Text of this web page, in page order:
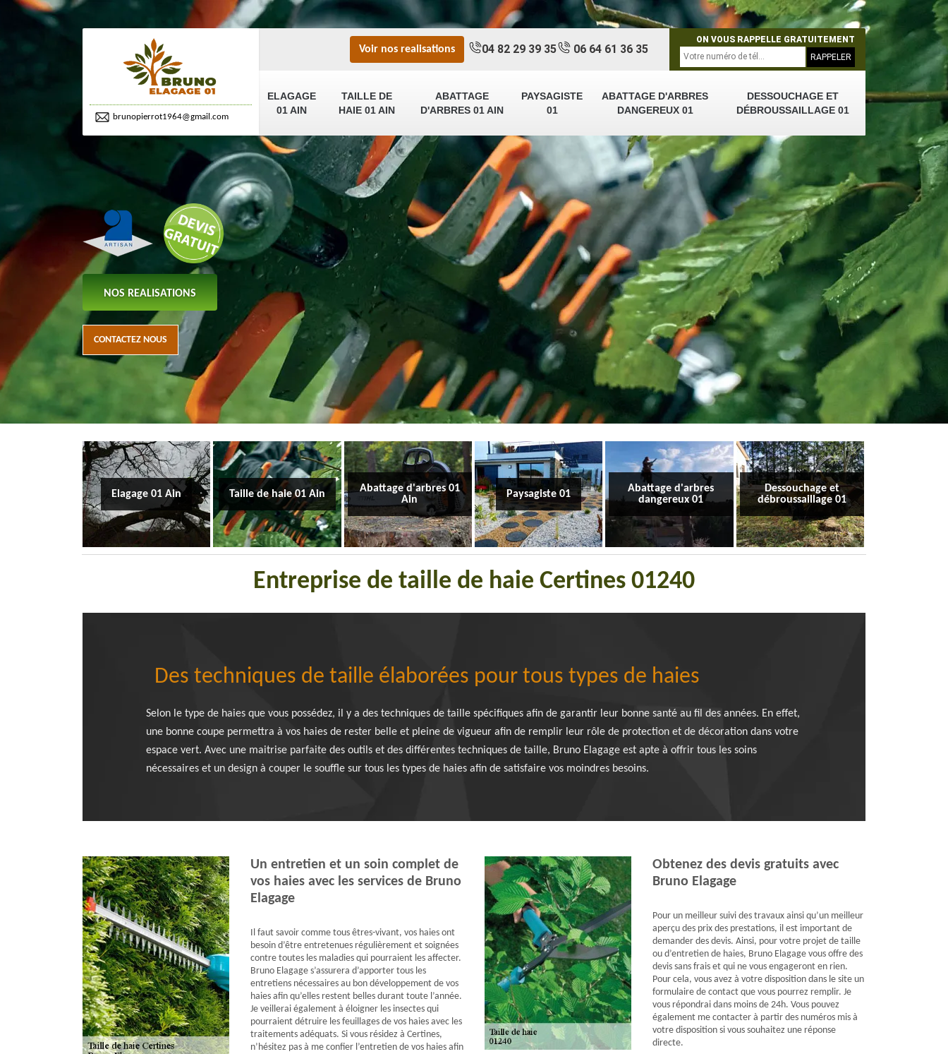
brunopierrot1964@gmail.com
ELAGAGE
01 AIN
TAILLE DE
HAIE 01 AIN
ABATTAGE
D'ARBRES 01 AIN
PAYSAGISTE
01
ABATTAGE D'ARBRES
DANGEREUX 01
DESSOUCHAGE ET
DÉBROUSSAILLAGE 01
Voir nos realisations 04 82 29 39 35 06 64 61 36 35
ON VOUS RAPPELLE GRATUITEMENT
NOS REALISATIONS
CONTACTEZ NOUS
Elagage 01 Ain Taille de haie 01 Ain
Abattage d'arbres 01
Ain
Paysagiste 01
Abattage d'arbres
dangereux 01
Dessouchage et
débroussaillage 01
Entreprise de taille de haie Certines 01240
Des techniques de taille élaborées pour tous types de haies
Selon le type de haies que vous possédez, il y a des techniques de taille spécifiques afin de garantir leur bonne santé au fil des années. En effet,
une bonne coupe permettra à vos haies de rester belle et pleine de vigueur afin de remplir leur rôle de protection et de décoration dans votre
espace vert. Avec une maitrise parfaite des outils et des différentes techniques de taille, Bruno Elagage est apte à offrir tous les soins
nécessaires et un design à couper le souffle sur tous les types de haies afin de satisfaire vos moindres besoins.
Un entretien et un soin complet de
vos haies avec les services de Bruno
Elagage
Il faut savoir comme tous êtres-vivant, vos haies ont
besoin d’être entretenues régulièrement et soignées
contre toutes les maladies qui pourraient les affecter.
Bruno Elagage s’assurera d’apporter tous les
entretiens nécessaires au bon développement de vos
haies afin qu’elles restent belles durant toute l’année.
Je veillerai également à éloigner les insectes qui
pourraient détruire les feuillages de vos haies avec les
traitements adéquats. Si vous résidez à Certines,
n’hésitez pas à me confier l’entretien de vos haies afin
Obtenez des devis gratuits avec
Bruno Elagage
Pour un meilleur suivi des travaux ainsi qu’un meilleur
aperçu des prix des prestations, il est important de
demander des devis. Ainsi, pour votre projet de taille
ou d’entretien de haies, Bruno Elagage vous offre des
devis sans frais et qui ne vous engageront en rien.
Pour cela, vous avez à votre disposition dans le site un
formulaire de contact que vous pourrez remplir. Je
vous répondrai dans moins de 24h. Vous pouvez
également me contacter à partir des numéros mis à
votre disposition si vous souhaitez une réponse
directe.